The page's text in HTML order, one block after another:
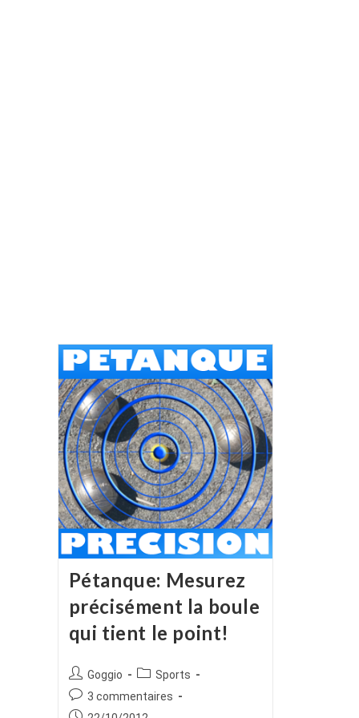
Pétanque: Mesurez
précisément la boule
qui tient le point!
Auteur/autrice
de
la
Goggio
Post
category:
Sports
Commentaires
de
3 commentaires